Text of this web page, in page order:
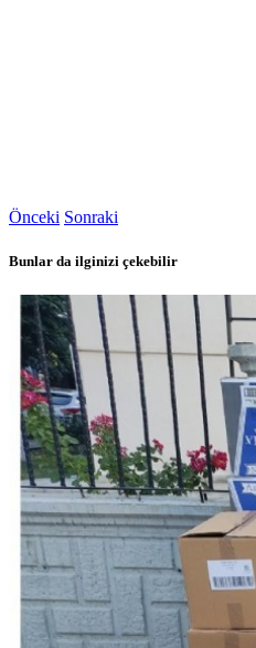
Önceki Sonraki
Bunlar da ilginizi çekebilir